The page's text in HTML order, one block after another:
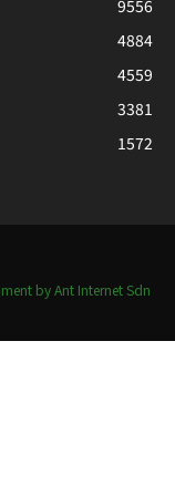
9556
4884
4559
3381
1572
by Ant Internet Sdn